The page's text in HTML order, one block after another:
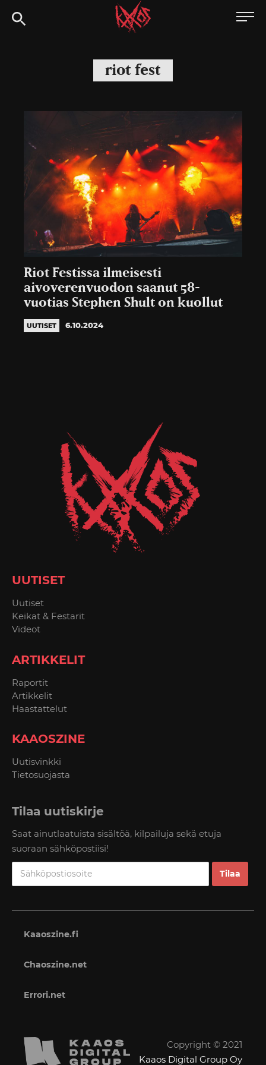
Siirry
suoraan
Kaaoszine
riot fest
Riot Festissa ilmeisesti
aivoverenvuodon saanut 58-
vuotias Stephen Shult on kuollut
UUTISET 6.10.2024
UUTISET
Uutiset
Keikat & Festarit
Videot
ARTIKKELIT
Raportit
Artikkelit
Haastattelut
KAAOSZINE
Uutisvinkki
Tietosuojasta
Tilaa uutiskirje
Saat ainutlaatuista sisältöä, kilpailuja sekä etuja
suoraan sähköpostiisi!
Kaaoszine.fi
Chaoszine.net
Errori.net
Copyright © 2021
Kaaos Digital Group Oy